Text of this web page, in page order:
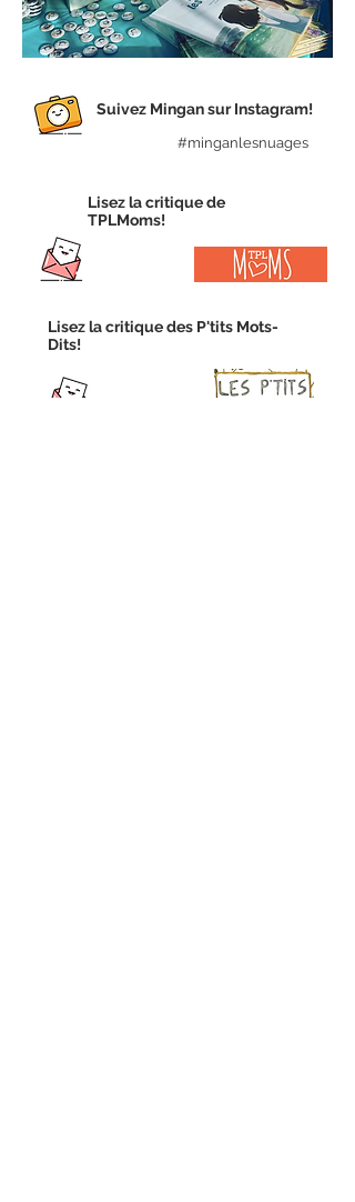
Suivez Mingan sur Instagram!
#minganlesnuages
Lisez la critique de
TPLMoms!
Lisez la critique des P'tits Mots-
Dits!